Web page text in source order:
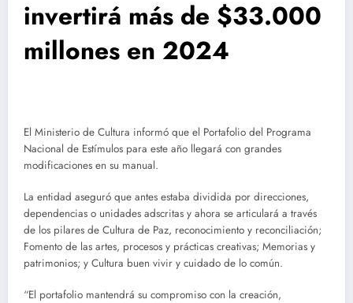
invertirá más de $33.000
millones en 2024
El Ministerio de Cultura informó que el Portafolio del Programa
Nacional de Estímulos para este año llegará con grandes
modificaciones en su manual.
La entidad aseguró que antes estaba dividida por direcciones,
dependencias o unidades adscritas y ahora se articulará a través
de los pilares de Cultura de Paz, reconocimiento y reconciliación;
Fomento de las artes, procesos y prácticas creativas; Memorias y
patrimonios; y Cultura buen vivir y cuidado de lo común.
“El portafolio mantendrá su compromiso con la creación,